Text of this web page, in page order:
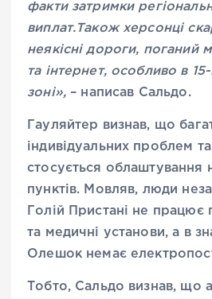
факти затримки
виплат.Також херсонці
неякісні дороги, поганий
та інтернет, особливо в
зоні»,– написав Сальдо.
Гауляйтер визнав, що
індивідуальних проблем
стосується облаштування
пунктів. Мовляв, люди
Голій Пристані не працює
та медичні установи, а в
Олешок немає
Тобто, Сальдо визнав, що